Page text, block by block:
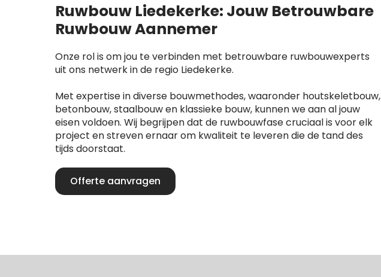
Ruwbouw Liedekerke: Jouw Betrouwbare
Ruwbouw Aannemer
Onze rol is om jou te verbinden met betrouwbare ruwbouwexperts
uit ons netwerk in de regio Liedekerke.
Met expertise in diverse bouwmethodes, waaronder houtskeletbouw,
betonbouw, staalbouw en klassieke bouw, kunnen we aan al jouw
eisen voldoen. Wij begrijpen dat de ruwbouwfase cruciaal is voor elk
project en streven ernaar om kwaliteit te leveren die de tand des
tijds doorstaat.
Offerte aanvragen